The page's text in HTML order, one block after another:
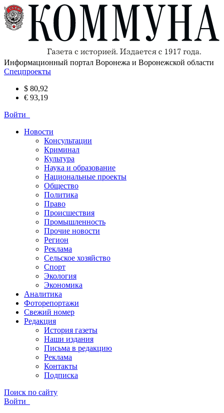
Информационный портал Воронежа и Воронежской области
Спецпроекты
$ 80,92
€ 93,19
Войти
Новости
Консультации
Криминал
Культура
Наука и образование
Национальные проекты
Общество
Политика
Право
Происшествия
Промышленность
Прочие новости
Регион
Реклама
Сельское хозяйство
Спорт
Экология
Экономика
Аналитика
Фоторепортажи
Свежий номер
Редакция
История газеты
Наши издания
Письма в редакцию
Реклама
Контакты
Подписка
Поиск по сайту
Войти